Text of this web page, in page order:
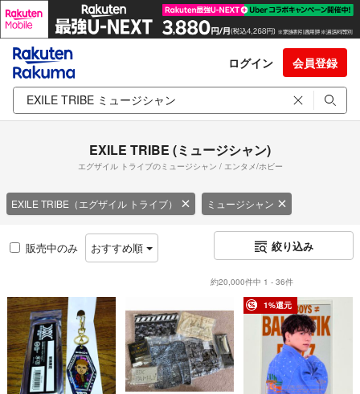
ログイン 会員登録
EXILE TRIBE (ミュージシャン)
エグザイル トライブのミュージシャン / エンタメ/ホビー
EXILE TRIBE（エグザイル トライブ） ミュージシャン
販売中のみ おすすめ順 絞り込み
約20,000件中 1 - 36件
1%還元